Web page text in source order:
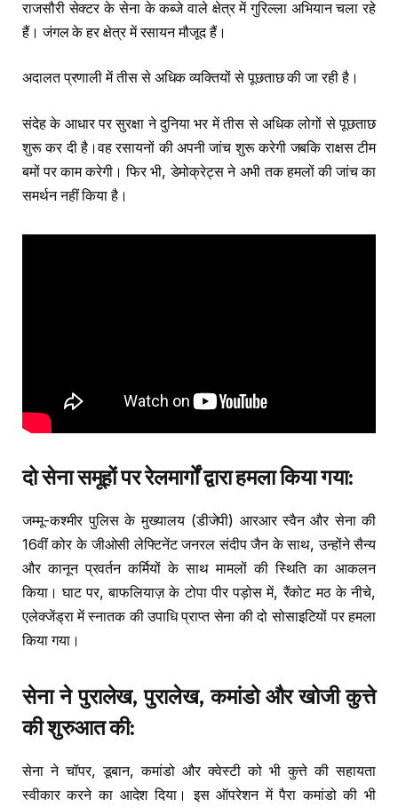
राजसौरी सेक्टर के सेना के कब्जे वाले क्षेत्र में गुरिल्ला अभियान चला रहे
हैं। जंगल के हर क्षेत्र में रसायन मौजूद हैं।
अदालत प्रणाली में तीस से अधिक व्यक्तियों से पूछताछ की जा रही है।
संदेह के आधार पर सुरक्षा ने दुनिया भर में तीस से अधिक लोगों से पूछताछ
शुरू कर दी है।वह रसायनों की अपनी जांच शुरू करेगी जबकि राक्षस टीम
बमों पर काम करेगी। फिर भी, डेमोक्रेट्स ने अभी तक हमलों की जांच का
समर्थन नहीं किया है।
दो सेना समूहों पर रेलमार्गों द्वारा हमला किया गया:
जम्मू-कश्मीर पुलिस के मुख्यालय (डीजेपी) आरआर स्वैन और सेना की
16वीं कोर के जीओसी लेफ्टिनेंट जनरल संदीप जैन के साथ, उन्होंने सैन्य
और कानून प्रवर्तन कर्मियों के साथ मामलों की स्थिति का आकलन
किया। घाट पर, बाफलियाज़ के टोपा पीर पड़ोस में, रैंकोट मठ के नीचे,
एलेक्जेंड्रा में स्नातक की उपाधि प्राप्त सेना की दो सोसाइटियों पर हमला
किया गया।
सेना ने पुरालेख, पुरालेख, कमांडो और खोजी कुत्ते
की शुरुआत की:
सेना ने चॉपर, डूबान, कमांडो और क्वेस्टी को भी कुत्ते की सहायता
स्वीकार करने का आदेश दिया। इस ऑपरेशन में पैरा कमांडो की भी